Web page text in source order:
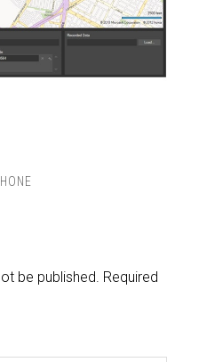
be published. Required